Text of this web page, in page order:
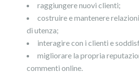
raggiungere nuovi clienti;
costruire e mantenere
di utenza;
interagire con i clienti e
migliorare la propria
commenti online.